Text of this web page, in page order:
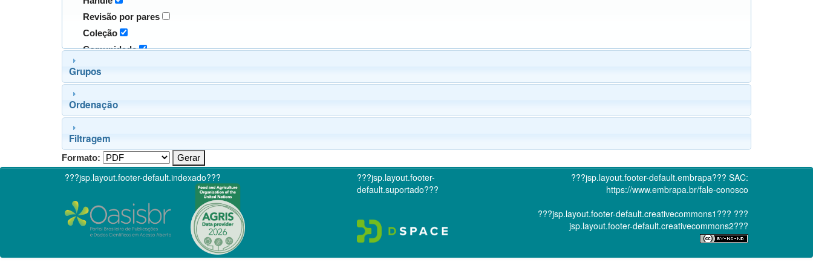
Revisão por pares
Coleção
Comunidade
Grupos
Ordenação
Filtragem
Formato:
???jsp.layout.footer-default.indexado???
???jsp.layout.footer-
default.suportado???
???jsp.layout.footer-default.embrapa??? SAC:
https://www.embrapa.br/fale-conosco
???jsp.layout.footer-default.creativecommons1??? ???
jsp.layout.footer-default.creativecommons2???